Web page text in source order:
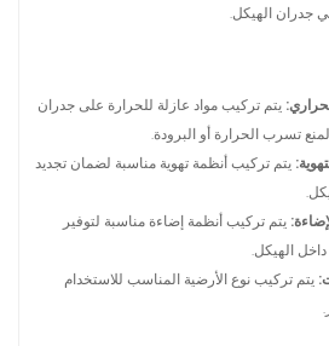
جدران الهيكل.
يتم تركيب مواد عازلة للحرارة على جدران
تسرب الحرارة أو البرودة.
يتم تركيب أنظمة تهوية مناسبة لضمان تجديد
يتم تركيب أنظمة إضاءة مناسبة لتوفير
داخل الهيكل.
يتم تركيب نوع الأرضية المناسب للاستخدام